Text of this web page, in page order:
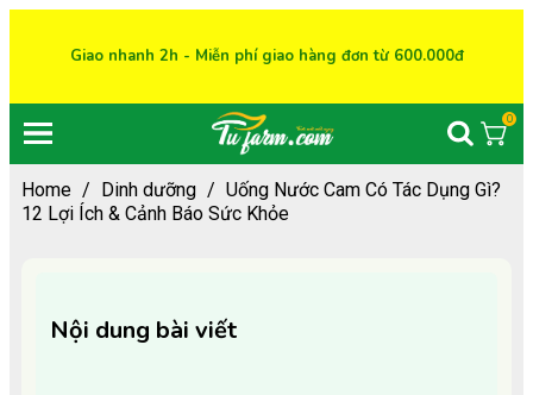
Giao nhanh 2h - Miễn phí giao hàng đơn từ 600.000đ
0
Home / Dinh dưỡng / Uống Nước Cam Có Tác Dụng Gì?
12 Lợi Ích & Cảnh Báo Sức Khỏe
Nội dung bài viết